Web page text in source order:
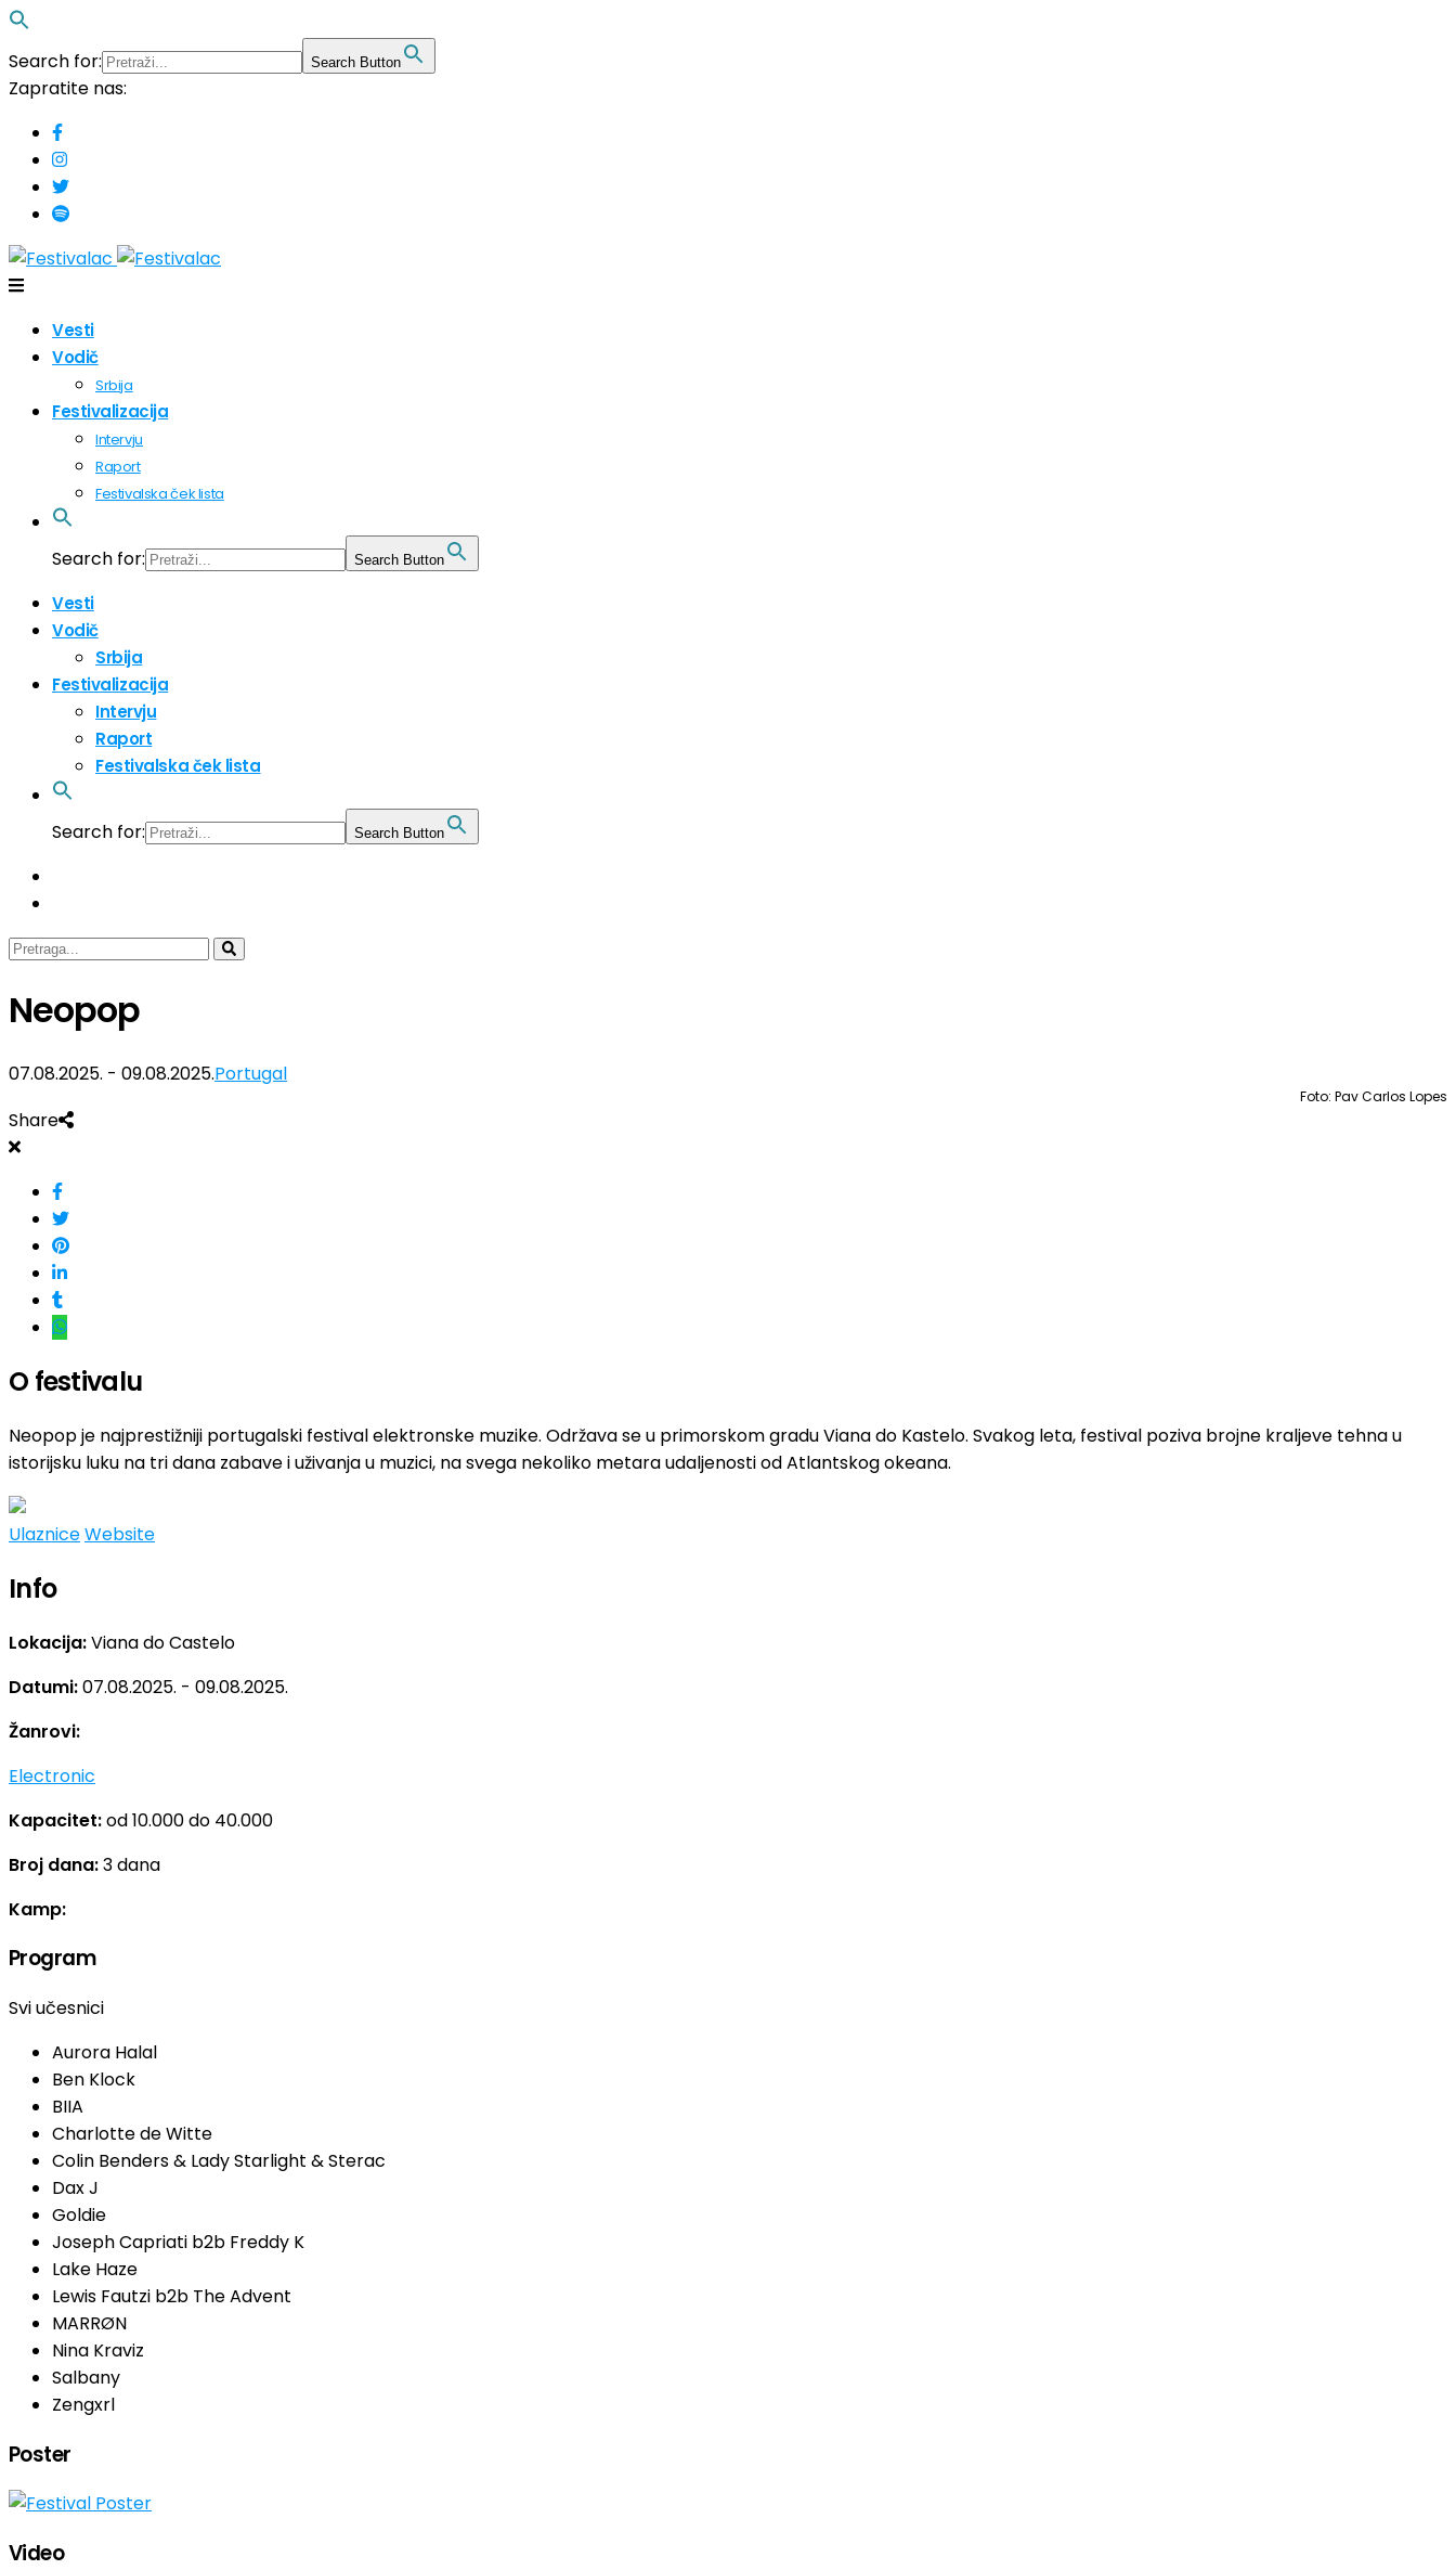
Search for: Search Button
Zapratite nas:
Vesti
Vodič
Srbija
Festivalizacija
Intervju
Raport
Festivalska ček lista
Search for: Search Button
Vesti
Vodič
Srbija
Festivalizacija
Intervju
Raport
Festivalska ček lista
Search for: Search Button
Neopop
07.08.2025. - 09.08.2025.Portugal
Foto: Pav Carlos Lopes
Share
O festivalu
Neopop je najprestižniji portugalski festival elektronske muzike. Održava se u primorskom gradu Viana do Kastelo. Svakog leta, festival poziva brojne kraljeve tehna u
istorijsku luku na tri dana zabave i uživanja u muzici, na svega nekoliko metara udaljenosti od Atlantskog okeana.
UlazniceWebsite
Info
Lokacija:Viana do Castelo
Datumi:07.08.2025. - 09.08.2025.
Žanrovi:
Electronic
Kapacitet:od 10.000 do 40.000
Broj dana:3 dana
Kamp:
Program
Svi učesnici
Aurora Halal
Ben Klock
BIIA
Charlotte de Witte
Colin Benders & Lady Starlight & Sterac
Dax J
Goldie
Joseph Capriati b2b Freddy K
Lake Haze
Lewis Fautzi b2b The Advent
MARRØN
Nina Kraviz
Salbany
Zengxrl
Poster
Video